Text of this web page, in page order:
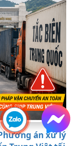
án xử lý